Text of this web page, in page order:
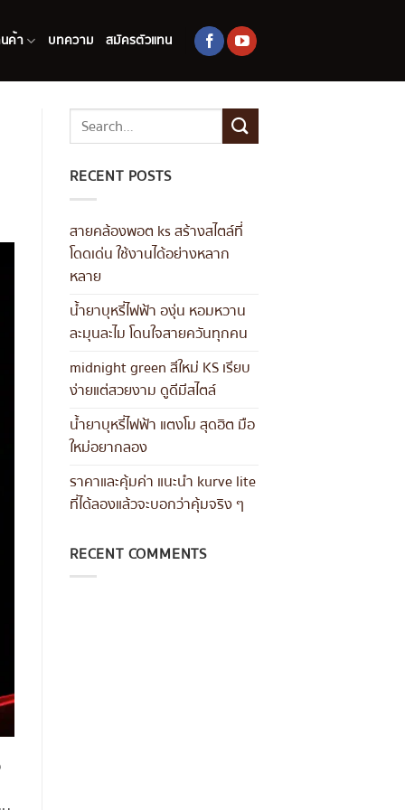
ค้า บทความ สมัครตัวแทน
RECENT POSTS
สายคล้องพอต ks สร้างสไตล์ที่
โดดเด่น ใช้งานได้อย่างหลาก
หลาย
น้ำยาบุหรี่ไฟฟ้า องุ่น หอมหวาน
ละมุนละไม โดนใจสายควันทุกคน
midnight green สีใหม่ KS เรียบ
ง่ายแต่สวยงาม ดูดีมีสไตล์
น้ำยาบุหรี่ไฟฟ้า แตงโม สุดฮิต มือ
ใหม่อยากลอง
ราคาและคุ้มค่า แนะนำ kurve lite
ที่ได้ลองแล้วจะบอกว่าคุ้มจริง ๆ
RECENT COMMENTS